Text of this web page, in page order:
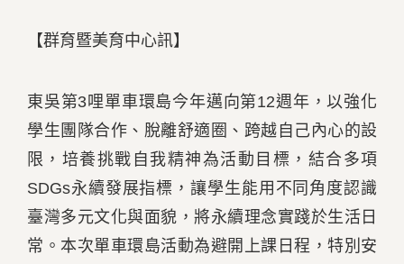
【群育暨美育中心訊】
東吳第3哩單車環島今年邁向第12週年，以強化
學生團隊合作、脫離舒適圈、跨越自己內心的設
限，培養挑戰自我精神為活動目標，結合多項
SDGs永續發展指標，讓學生能用不同角度認識
臺灣多元文化與面貌，將永續理念實踐於生活日
常。本次單車環島活動為避開上課日程，特別安